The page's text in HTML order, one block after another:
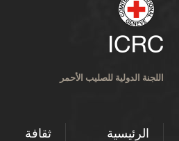
اللجنة الدولية للصليب الأحمر
الرئيسية ثقافة